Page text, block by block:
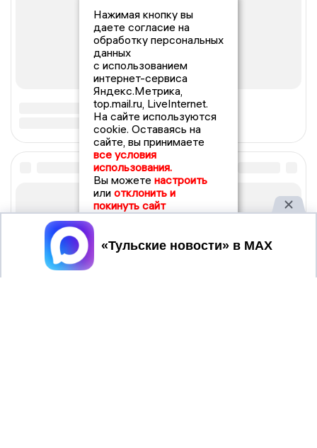
Нажимая кнопку вы
даете согласие на
обработку персональных
данных
с использованием
интернет-сервиса
Яндекс.Метрика,
top.mail.ru, LiveInternet.
На сайте используются
cookie. Оставаясь на
сайте, вы принимаете
все условия
использования.
Вы можете настроить
или отклонить и
покинуть сайт
Принять